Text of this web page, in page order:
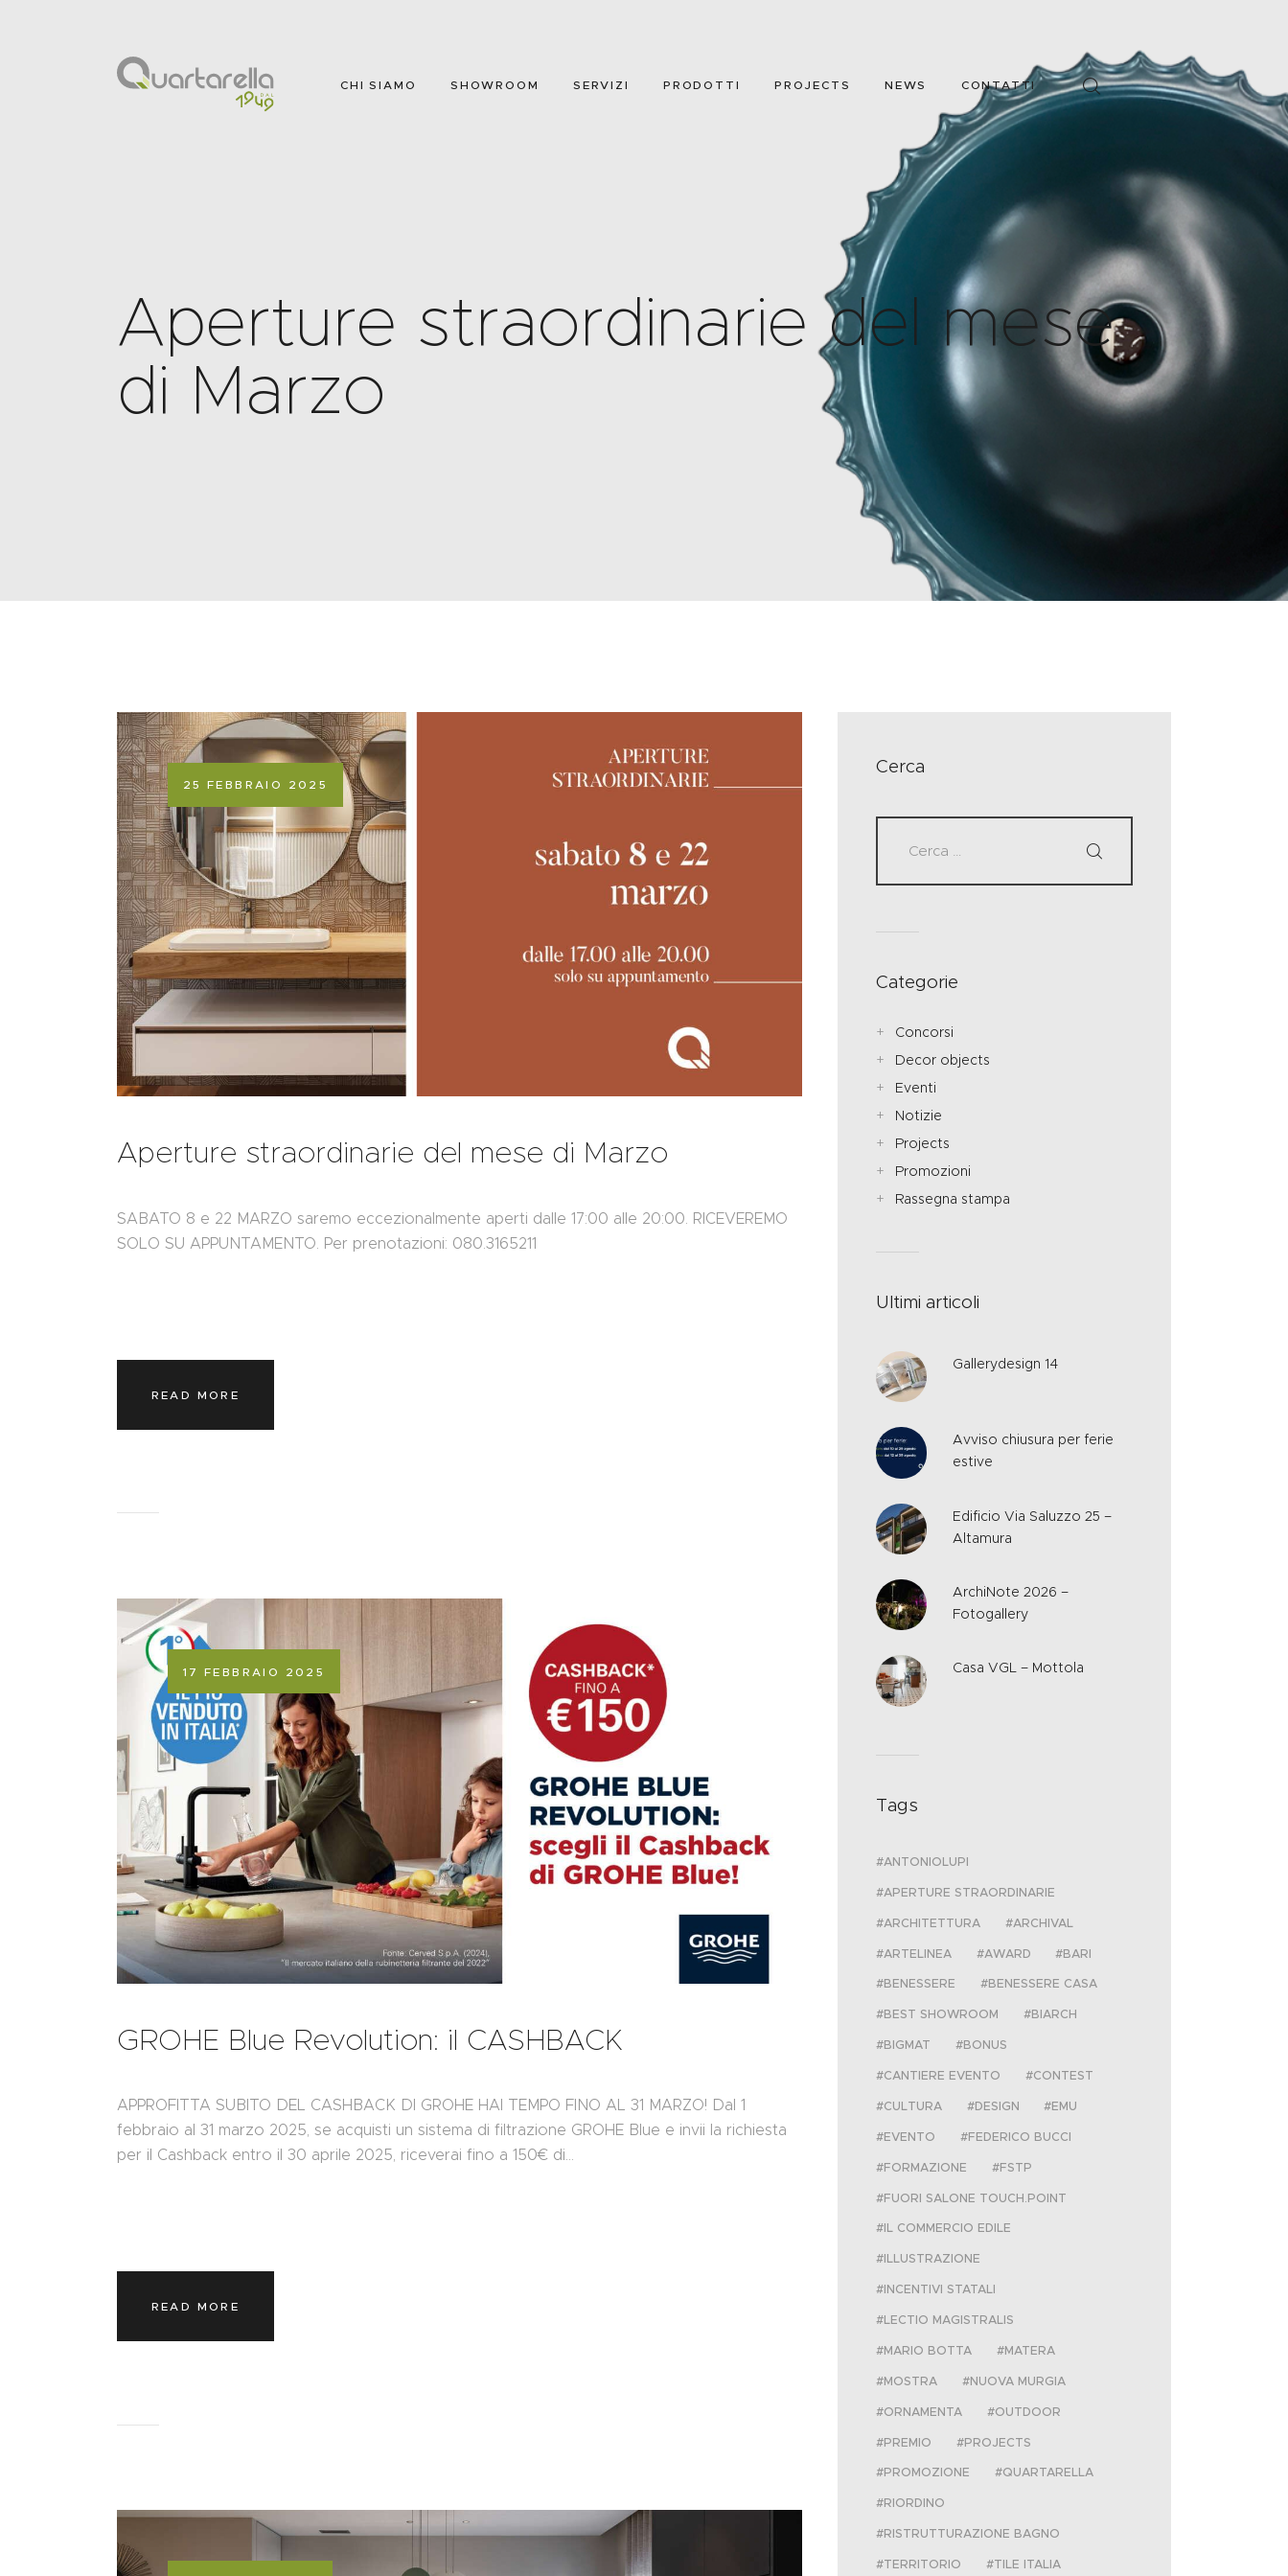
CHI SIAMO SHOWROOM SERVIZI PRODOTTI PROJECTS NEWS CONTATTI
Aperture straordinarie del mese
di Marzo
25 FEBBRAIO 2025
Aperture straordinarie del mese di Marzo
SABATO 8 e 22 MARZO saremo eccezionalmente aperti dalle 17:00 alle 20:00. RICEVEREMO
SOLO SU APPUNTAMENTO. Per prenotazioni: 080.3165211
READ MORE
17 FEBBRAIO 2025
GROHE Blue Revolution: il CASHBACK
APPROFITTA SUBITO DEL CASHBACK DI GROHE HAI TEMPO FINO AL 31 MARZO! Dal 1
febbraio al 31 marzo 2025, se acquisti un sistema di filtrazione GROHE Blue e invii la richiesta
per il Cashback entro il 30 aprile 2025, riceverai fino a 150€ di…
READ MORE
Cerca
Categorie
Concorsi
Decor objects
Eventi
Notizie
Projects
Promozioni
Rassegna stampa
Ultimi articoli
Gallerydesign 14
Avviso chiusura per ferie
estive
Edificio Via Saluzzo 25 –
Altamura
ArchiNote 2026 –
Fotogallery
Casa VGL – Mottola
Tags
ANTONIOLUPI
APERTURE STRAORDINARIE
ARCHITETTURA ARCHIVAL
ARTELINEA AWARD BARI
BENESSERE BENESSERE CASA
BEST SHOWROOM BIARCH
BIGMAT BONUS
CANTIERE EVENTO CONTEST
CULTURA DESIGN EMU
EVENTO FEDERICO BUCCI
FORMAZIONE FSTP
FUORI SALONE TOUCH.POINT
IL COMMERCIO EDILE
ILLUSTRAZIONE
INCENTIVI STATALI
LECTIO MAGISTRALIS
MARIO BOTTA MATERA
MOSTRA NUOVA MURGIA
ORNAMENTA OUTDOOR
PREMIO PROJECTS
PROMOZIONE QUARTARELLA
RIORDINO
RISTRUTTURAZIONE BAGNO
TERRITORIO TILE ITALIA